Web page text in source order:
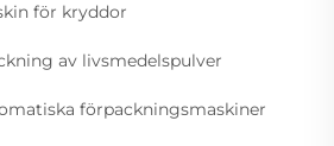
för kryddor
av livsmedelspulver
förpackningsmaskiner